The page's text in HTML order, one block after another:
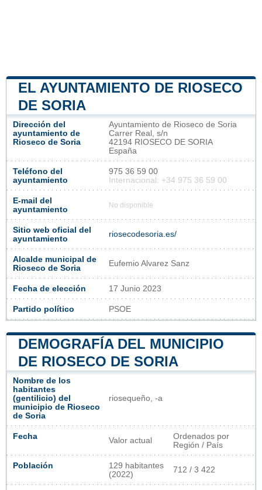
EL AYUNTAMIENTO DE RIOSECO
DE SORIA
Dirección del
ayuntamiento de
Rioseco de Soria
Ayuntamiento de Rioseco de Soria
Carrer Real, s/n
42194 RIOSECO DE SORIA
España
Teléfono del
ayuntamiento
975 36 59 00
Internacional: +34 975 36 59 00
E-mail del
ayuntamiento
No disponible
Sitio web oficial del
ayuntamiento
riosecodesoria.es/
Alcalde municipal de
Rioseco de Soria
Eufemio Alvarez Sanz
Fecha de elección 17 Junio 2023
Partido político PSOE
DEMOGRAFÍA DEL MUNICIPIO
DE RIOSECO DE SORIA
Nombre de los
habitantes
(gentilicio) del
municipio de Rioseco
de Soria
riosequeño, -a
Fecha Valor actual
Ordenados por
Región / País
Población
129 habitantes
(2022)
712 / 3 422